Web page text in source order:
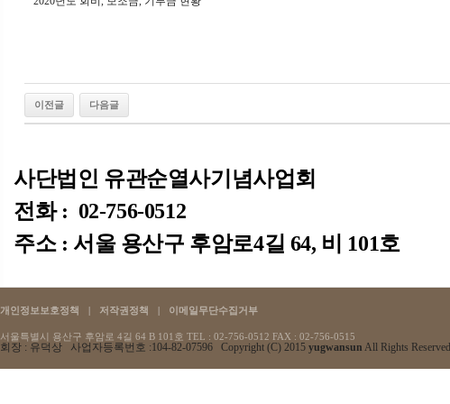
이전글 다음글
사단법인 유관순열사기념사업회
전화 : 02-756-0512
주소 : 서울 용산구 후암로4길 64, 비 101호
개인정보보호정책 | 저작권정책 | 이메일무단수집거부
서울특별시 용산구 후암로 4길 64 B 101호 TEL : 02-756-0512 FAX : 02-756-0515
회장 : 유덕상 사업자등록번호 :104-82-07596 Copyright (C) 2015 yugwansun All Rights